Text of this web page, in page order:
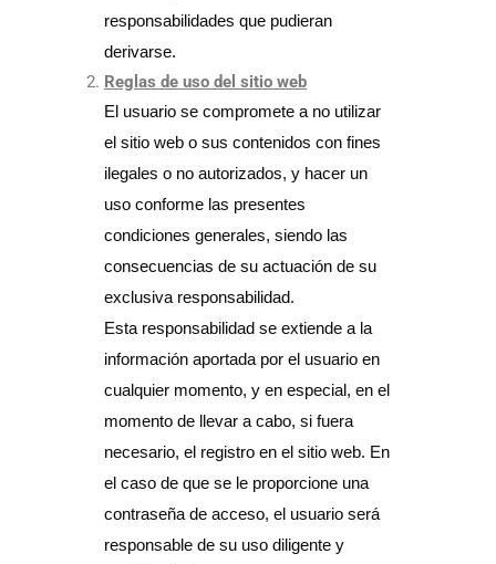
responsabilidades que pudieran
derivarse.
Reglas de uso del sitio web
El usuario se compromete a no utilizar
el sitio web o sus contenidos con fines
ilegales o no autorizados, y hacer un
uso conforme las presentes
condiciones generales, siendo las
consecuencias de su actuación de su
exclusiva responsabilidad.
Esta responsabilidad se extiende a la
información aportada por el usuario en
cualquier momento, y en especial, en el
momento de llevar a cabo, si fuera
necesario, el registro en el sitio web. En
el caso de que se le proporcione una
contraseña de acceso, el usuario será
responsable de su uso diligente y